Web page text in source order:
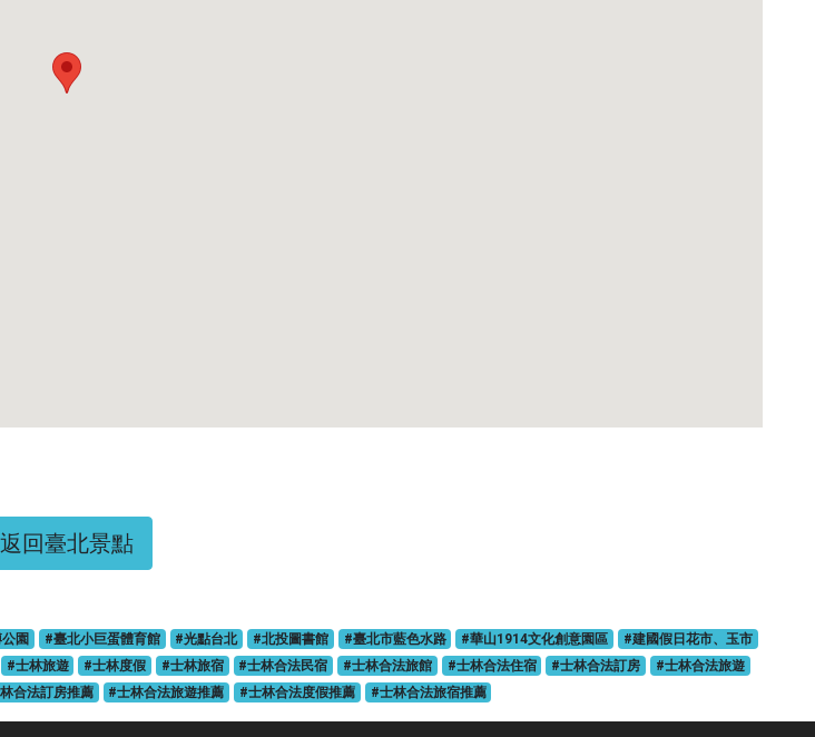
返回臺北景點
園 #臺北小巨蛋體育館 #光點台北 #北投圖書館 #臺北市藍色水路 #華山1914文化創意園區
#建國假日花市、玉市
#士林旅遊 #士林度假 #士林旅宿 #士林合法民宿 #士林合法旅館 #士林合法住宿 #士林合法訂房
#士林合法旅遊
合法訂房推薦 #士林合法旅遊推薦 #士林合法度假推薦 #士林合法旅宿推薦